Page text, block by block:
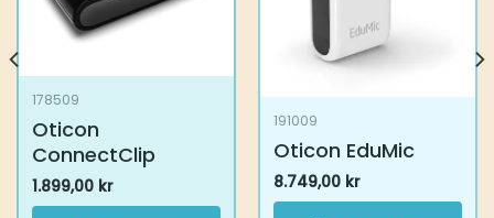
178509
Oticon
ConnectClip
1.899,00 kr
191009
Oticon EduMic
8.749,00 kr